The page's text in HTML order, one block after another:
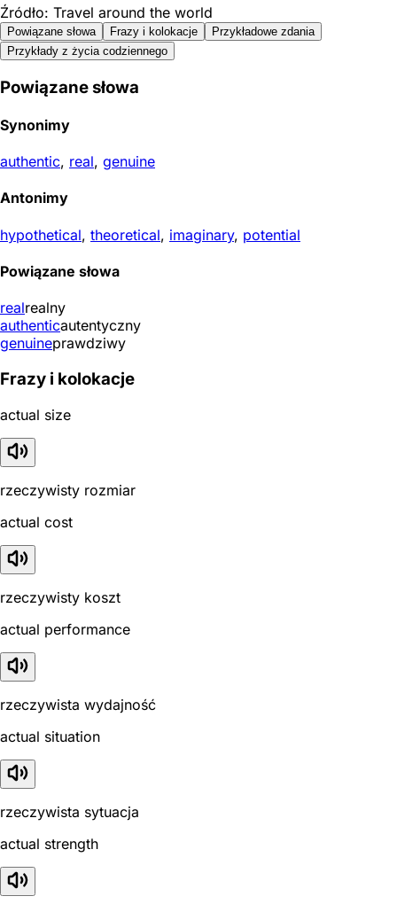
Źródło: Travel around the world
Powiązane słowa Frazy i kolokacje
Przykładowe zdania
Przykłady z życia codziennego
Powiązane słowa
Synonimy
authentic, real, genuine
Antonimy
hypothetical, theoretical, imaginary, potential
Powiązane słowa
realrealny
authenticautentyczny
genuineprawdziwy
Frazy i kolokacje
actual size
rzeczywisty rozmiar
actual cost
rzeczywisty koszt
actual performance
rzeczywista wydajność
actual situation
rzeczywista sytuacja
actual strength